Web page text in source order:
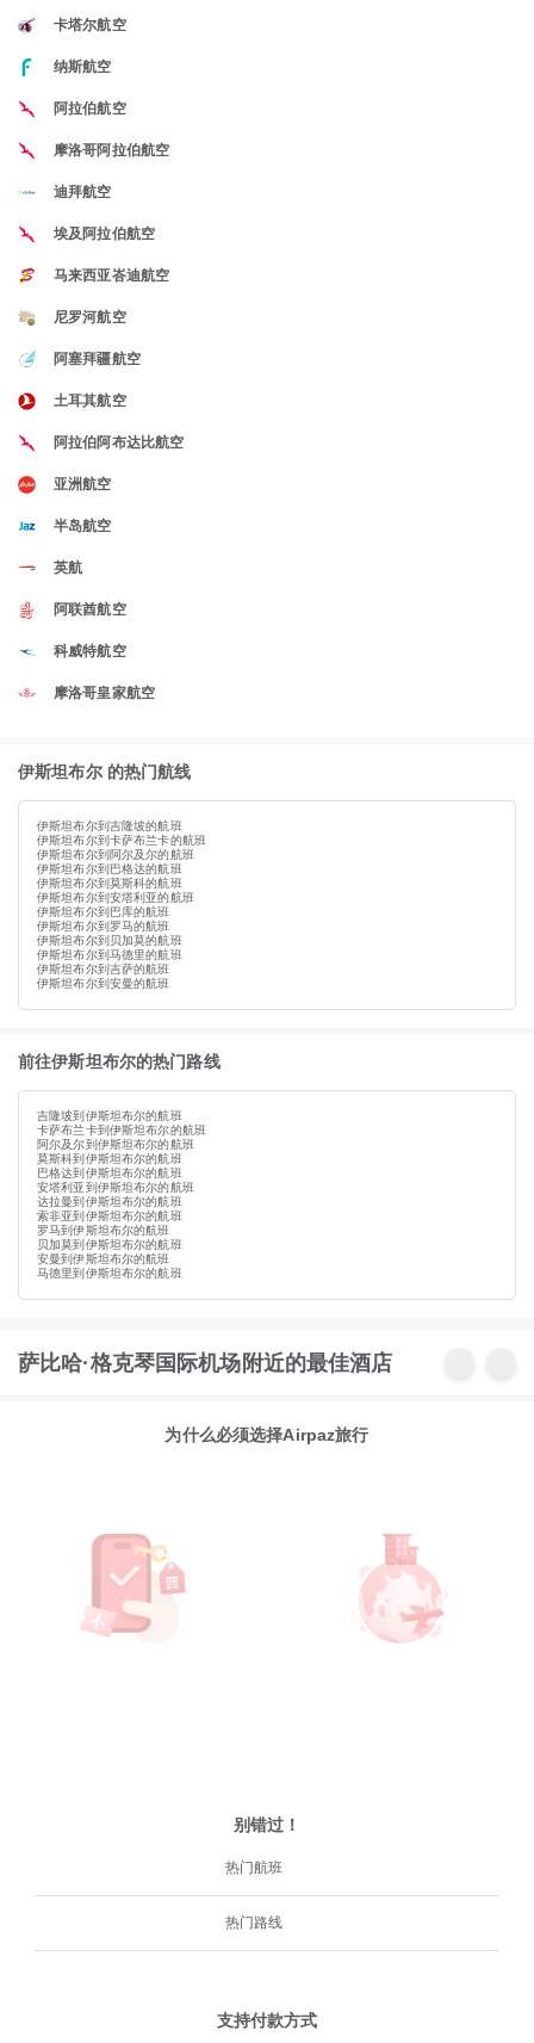
卡塔尔航空
纳斯航空
阿拉伯航空
摩洛哥阿拉伯航空
迪拜航空
埃及阿拉伯航空
马来西亚峇迪航空
尼罗河航空
阿塞拜疆航空
土耳其航空
阿拉伯阿布达比航空
亚洲航空
半岛航空
英航
阿联酋航空
科威特航空
摩洛哥皇家航空
伊斯坦布尔 的热门航线
伊斯坦布尔到吉隆坡的航班
伊斯坦布尔到卡萨布兰卡的航班
伊斯坦布尔到阿尔及尔的航班
伊斯坦布尔到巴格达的航班
伊斯坦布尔到莫斯科的航班
伊斯坦布尔到安塔利亚的航班
伊斯坦布尔到巴库的航班
伊斯坦布尔到罗马的航班
伊斯坦布尔到贝加莫的航班
伊斯坦布尔到马德里的航班
伊斯坦布尔到吉萨的航班
伊斯坦布尔到安曼的航班
前往伊斯坦布尔的热门路线
吉隆坡到伊斯坦布尔的航班
卡萨布兰卡到伊斯坦布尔的航班
阿尔及尔到伊斯坦布尔的航班
莫斯科到伊斯坦布尔的航班
巴格达到伊斯坦布尔的航班
安塔利亚到伊斯坦布尔的航班
达拉曼到伊斯坦布尔的航班
索非亚到伊斯坦布尔的航班
罗马到伊斯坦布尔的航班
贝加莫到伊斯坦布尔的航班
安曼到伊斯坦布尔的航班
马德里到伊斯坦布尔的航班
萨比哈·格克琴国际机场附近的最佳酒店
为什么必须选择Airpaz旅行
别错过！
热门航班
热门路线
支持付款方式